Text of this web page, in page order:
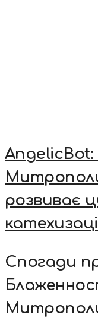
AngelicBot:
розвиває
Спогади